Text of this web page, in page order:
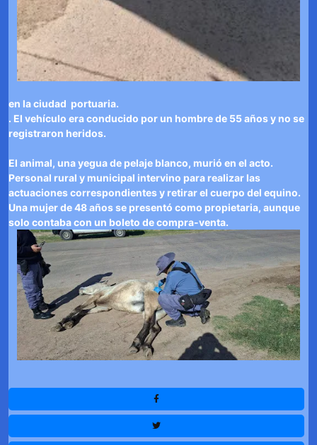
en la ciudad portuaria.
. El vehículo era conducido por un hombre de 55 años y no se
registraron heridos.
El animal, una yegua de pelaje blanco, murió en el acto.
Personal rural y municipal intervino para realizar las
actuaciones correspondientes y retirar el cuerpo del equino.
Una mujer de 48 años se presentó como propietaria, aunque
solo contaba con un boleto de compra-venta.